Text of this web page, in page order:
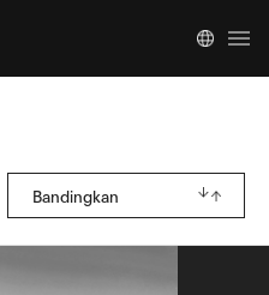
Bandingkan